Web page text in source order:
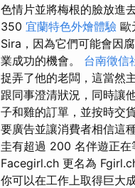
色情片並將梅根的臉放進
350 宜蘭特色外燴體驗 歐
Sira，因為它們可能會因
業成功的機會。 台南徵信
捉弄了他的老闆，這當然
跟同事澄清狀況，同時讓
子和雞的訂單，並按時交
要廣告並讓消費者相信這
圭有超過 200 名伴遊正在
Facegirl.ch 更名為
你可以在工作上取得巨大